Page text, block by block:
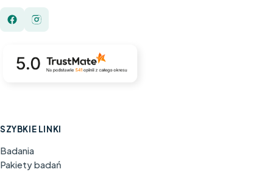
SZYBKIE LINKI
Badania
Pakiety badań